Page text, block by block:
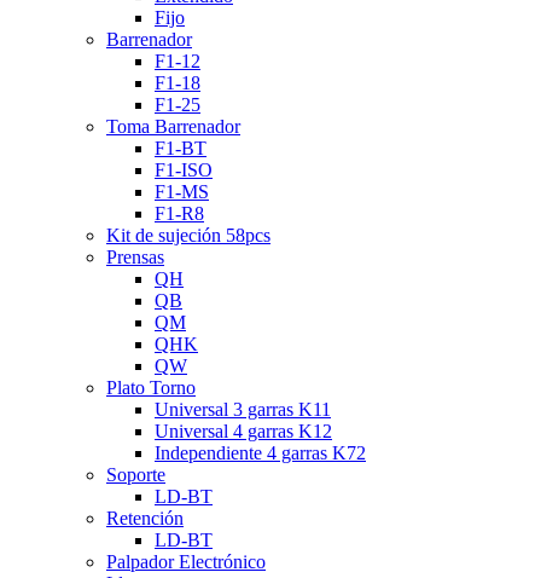
Fijo
Barrenador
F1-12
F1-18
F1-25
Toma Barrenador
F1-BT
F1-ISO
F1-MS
F1-R8
Kit de sujeción 58pcs
Prensas
QH
QB
QM
QHK
QW
Plato Torno
Universal 3 garras K11
Universal 4 garras K12
Independiente 4 garras K72
Soporte
LD-BT
Retención
LD-BT
Palpador Electrónico